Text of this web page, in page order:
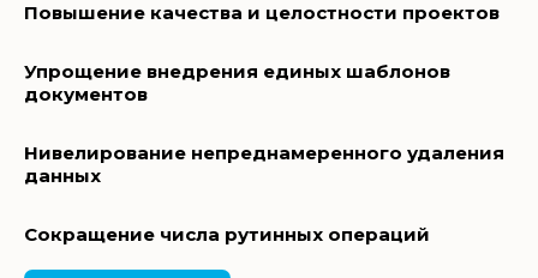
Повышение качества и целостности проектов
Упрощение внедрения единых шаблонов
документов
Нивелирование непреднамеренного удаления
данных
Сокращение числа рутинных операций